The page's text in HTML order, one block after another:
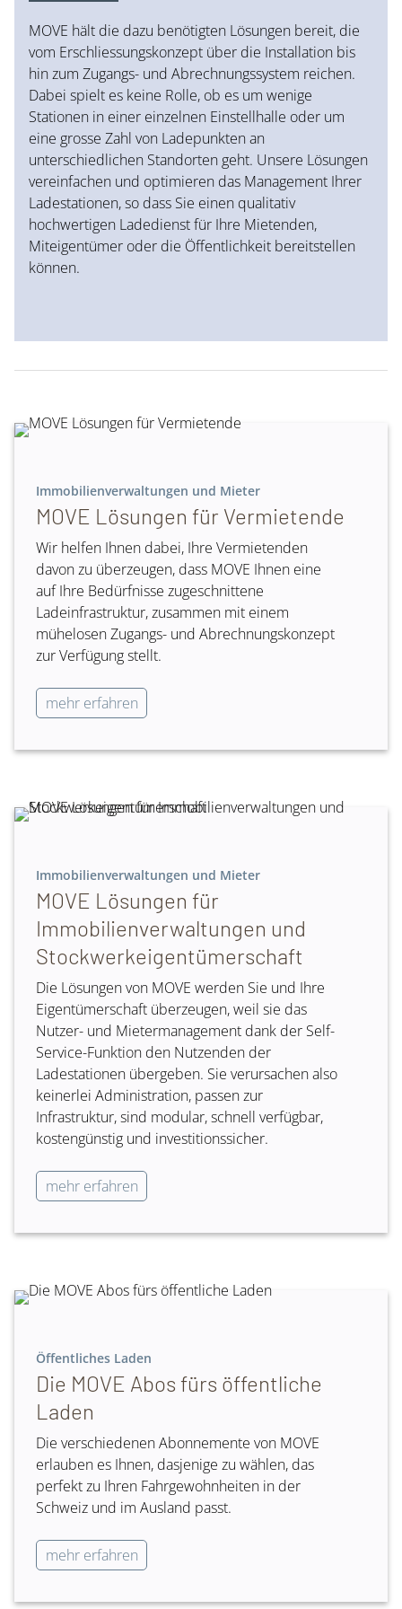
MOVE hält die dazu benötigten Lösungen bereit, die
vom Erschliessungskonzept über die Installation bis
hin zum Zugangs- und Abrechnungssystem reichen.
Dabei spielt es keine Rolle, ob es um wenige
Stationen in einer einzelnen Einstellhalle oder um
eine grosse Zahl von Ladepunkten an
unterschiedlichen Standorten geht. Unsere Lösungen
vereinfachen und optimieren das Management Ihrer
Ladestationen, so dass Sie einen qualitativ
hochwertigen Ladedienst für Ihre Mietenden,
Miteigentümer oder die Öffentlichkeit bereitstellen
können.
Immobilienverwaltungen und Mieter
MOVE Lösungen für Vermietende
Wir helfen Ihnen dabei, Ihre Vermietenden
davon zu überzeugen, dass MOVE Ihnen eine
auf Ihre Bedürfnisse zugeschnittene
Ladeinfrastruktur, zusammen mit einem
mühelosen Zugangs- und Abrechnungskonzept
zur Verfügung stellt.
mehr erfahren
Immobilienverwaltungen und Mieter
MOVE Lösungen für
Immobilienverwaltungen und
Stockwerkeigentümerschaft
Die Lösungen von MOVE werden Sie und Ihre
Eigentümerschaft überzeugen, weil sie das
Nutzer- und Mietermanagement dank der Self-
Service-Funktion den Nutzenden der
Ladestationen übergeben. Sie verursachen also
keinerlei Administration, passen zur
Infrastruktur, sind modular, schnell verfügbar,
kostengünstig und investitionssicher.
mehr erfahren
Öffentliches Laden
Die MOVE Abos fürs öffentliche
Laden
Die verschiedenen Abonnemente von MOVE
erlauben es Ihnen, dasjenige zu wählen, das
perfekt zu Ihren Fahrgewohnheiten in der
Schweiz und im Ausland passt.
mehr erfahren